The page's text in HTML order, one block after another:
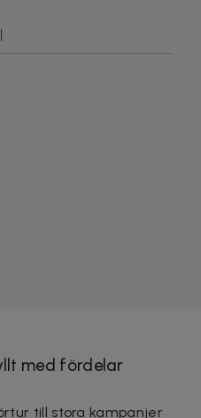
med fördelar
till stora kampanjer